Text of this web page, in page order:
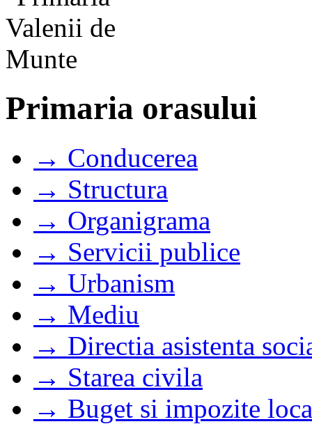
Primaria orasului
→ Conducerea
→ Structura
→ Organigrama
→ Servicii publice
→ Urbanism
→ Mediu
→ Directia asistenta
→ Starea civila
→ Buget si impozite